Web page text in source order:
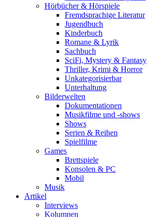
Hörbücher & Hörspiele
Fremdsprachige Literatur
Jugendbuch
Kinderbuch
Romane & Lyrik
Sachbuch
SciFi, Mystery & Fantasy
Thriller, Krimi & Horror
Unkategorisierbar
Unterhaltung
Bilderwelten
Dokumentationen
Musikfilme und -shows
Shows
Serien & Reihen
Spielfilme
Games
Brettspiele
Konsolen & PC
Mobil
Musik
Artikel
Interviews
Kolumnen